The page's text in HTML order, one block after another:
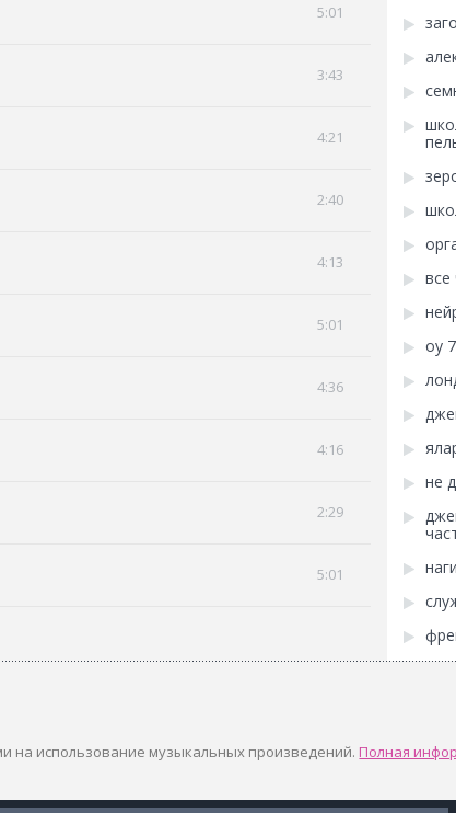
5:01
3:43
4:21
2:40
4:13
5:01
4:36
4:16
2:29
5:01
оу
не
на использование музыкальных произведений.Полная